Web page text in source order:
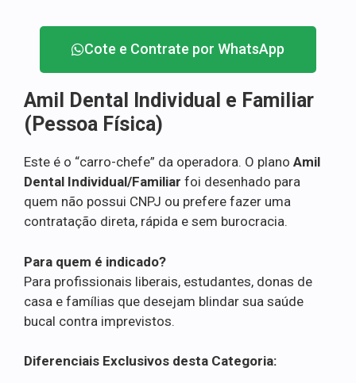
Cote e Contrate por WhatsApp
Amil Dental Individual e Familiar
(Pessoa Física)
Este é o “carro-chefe” da operadora. O plano Amil
Dental Individual/Familiar foi desenhado para
quem não possui CNPJ ou prefere fazer uma
contratação direta, rápida e sem burocracia.
Para quem é indicado?
Para profissionais liberais, estudantes, donas de
casa e famílias que desejam blindar sua saúde
bucal contra imprevistos.
Diferenciais Exclusivos desta Categoria: